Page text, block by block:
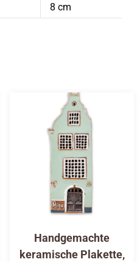
8 cm
Handgemachte
keramische Plakette,